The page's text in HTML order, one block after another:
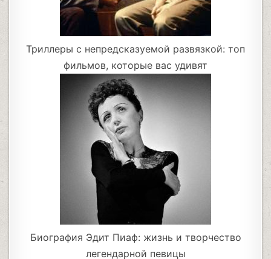
Триллеры с непредсказуемой развязкой: топ
фильмов, которые вас удивят
Биография Эдит Пиаф: жизнь и творчество
легендарной певицы